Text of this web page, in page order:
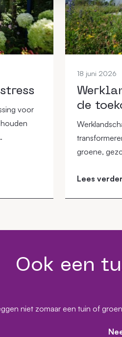
voor
18 juni 2026
de
groene,
economie
Lees verder
Ook een
niet zomaar een tuin of